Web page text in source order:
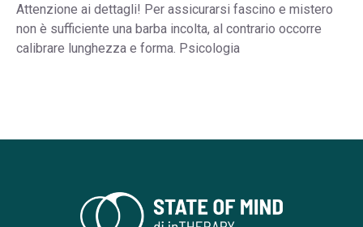
Attenzione ai dettagli! Per assicurarsi fascino e mistero
non è sufficiente una barba incolta, al contrario occorre
calibrare lunghezza e forma. Psicologia